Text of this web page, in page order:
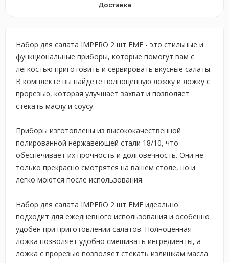
Доставка
Набор для салата IMPERO 2 шт EME - это стильные и
функциональные приборы, которые помогут вам с
легкостью приготовить и сервировать вкусные салаты.
В комплекте вы найдете полноценную ложку и ложку с
прорезью, которая улучшает захват и позволяет
стекать маслу и соусу.
Приборы изготовлены из высококачественной
полированной нержавеющей стали 18/10, что
обеспечивает их прочность и долговечность. Они не
только прекрасно смотрятся на вашем столе, но и
легко моются после использования.
Набор для салата IMPERO 2 шт EME идеально
подходит для ежедневного использования и особенно
удобен при приготовлении салатов. Полноценная
ложка позволяет удобно смешивать ингредиенты, а
ложка с прорезью позволяет стекать излишкам масла